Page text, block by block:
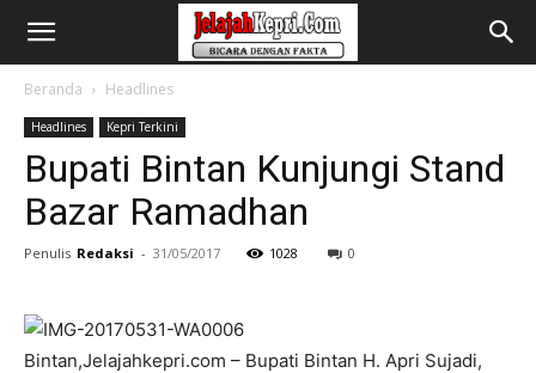
Beranda Headlines
Headlines Kepri Terkini
Bupati Bintan Kunjungi Stand
Bazar Ramadhan
Penulis Redaksi - 31/05/2017 1028 0
Bintan,Jelajahkepri.com – Bupati Bintan H. Apri Sujadi,